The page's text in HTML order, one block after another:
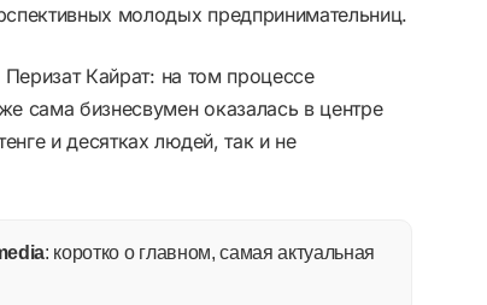
молодых предпринимательниц.
Кайрат: на том процессе
сама бизнесвумен оказалась в центре
и десятках людей, так и не
: коротко о главном, самая актуальная